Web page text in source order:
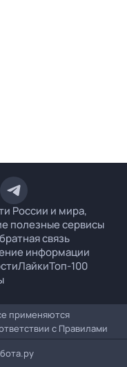
России и мира,
полезные сервисы
связь
информации
ЛайкиТоп-100
применяются
с Правилами